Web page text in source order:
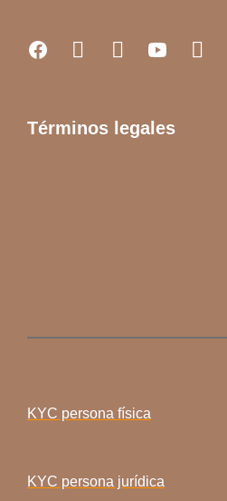
Términos legales
KYC persona física
KYC persona jurídica